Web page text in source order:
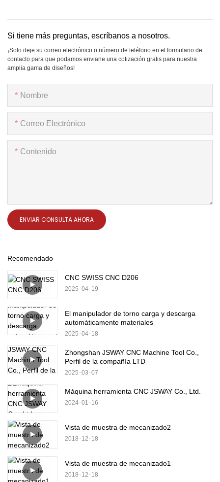
Si tiene más preguntas, escríbanos a nosotros.
¡Solo deje su correo electrónico o número de teléfono en el formulario de
contacto para que podamos enviarle una cotización gratis para nuestra
amplia gama de diseños!
Nombre
Correo Electrónico
Contenido
ENVIAR CONSULTA AHORA
Recomendado
CNC SWISS CNC D206
2025 04 19
El manipulador de torno carga y descarga
automáticamente materiales
2025 04 18
Zhongshan JSWAY CNC Machine Tool Co.,
Perfil de la compañía LTD
2025 03 07
Máquina herramienta CNC JSWAY Co., Ltd.
2024 01 16
Vista de muestra de mecanizado2
2018 12 18
Vista de muestra de mecanizado1
2018 12 18